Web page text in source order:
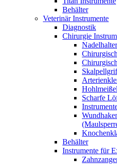
Behälter
Veterinär Instrumente
Diagnostik
Chirurgie
Nadelhalter
Scharfe
Behälter
Instrumente für